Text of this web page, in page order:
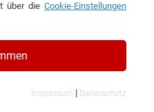
über die Cookie-Einstellungen
Impressum | Datenschutz